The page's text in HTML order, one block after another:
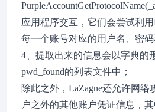
应用程序交互，它们会尝试利用
每一个账号对应的用户名、密码
4、提取出来的信息会以字典的
pwd_found的列表文件中；
除此之外，LaZagne还允许网络
户之外的其他账户凭证信息，